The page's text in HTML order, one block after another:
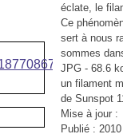
éclate, le
Ce
sert à nous
sommes
JPG - 68.6
un filament
de Sunspot
Mise à jour :
Publié :